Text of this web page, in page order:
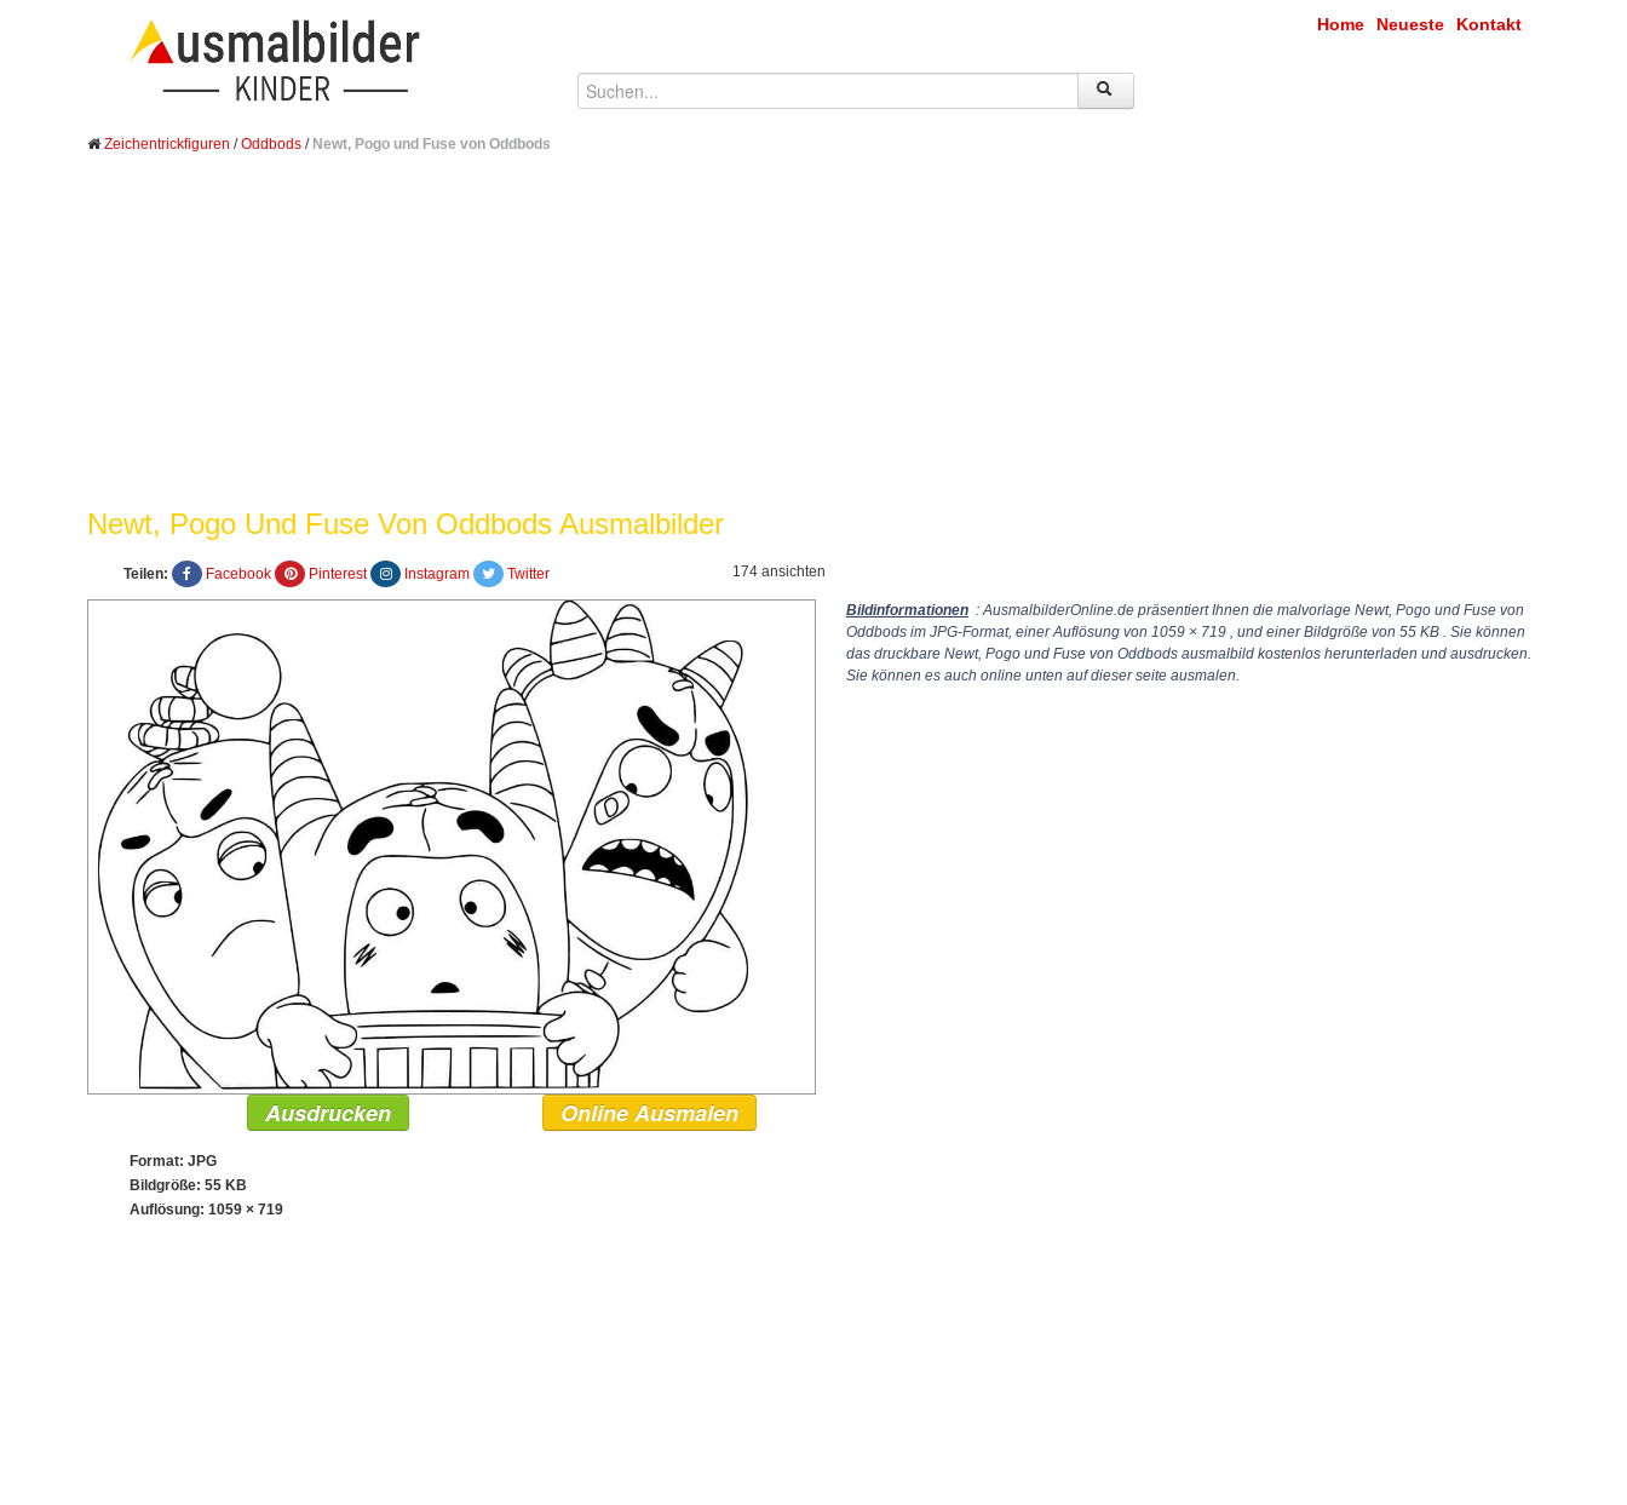
Home Neueste Kontakt
Zeichentrickfiguren /Oddbods / Newt, Pogo und Fuse von Oddbods
Newt, Pogo Und Fuse Von Oddbods Ausmalbilder
Teilen: Facebook Pinterest Instagram Twitter 174 ansichten
Bildinformationen : AusmalbilderOnline.de präsentiert Ihnen die malvorlage Newt, Pogo und Fuse von
Oddbods im JPG-Format, einer Auflösung von 1059 × 719 , und einer Bildgröße von 55 KB . Sie können
das druckbare Newt, Pogo und Fuse von Oddbods ausmalbild kostenlos herunterladen und ausdrucken.
Sie können es auch online unten auf dieser seite ausmalen.
Ausdrucken Online Ausmalen
Format: JPG
Bildgröße: 55 KB
Auflösung: 1059 × 719